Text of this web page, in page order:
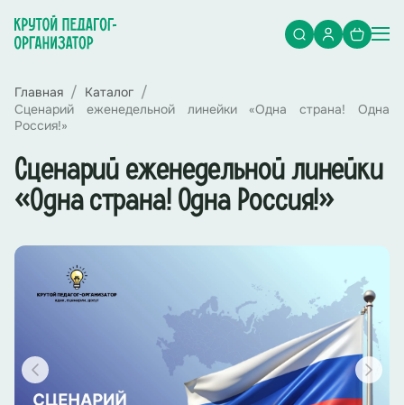
Главная
Каталог
Сценарий еженедельной линейки «Одна страна! Одна
Россия!»
Сценарий еженедельной линейки
«Одна страна! Одна Россия!»